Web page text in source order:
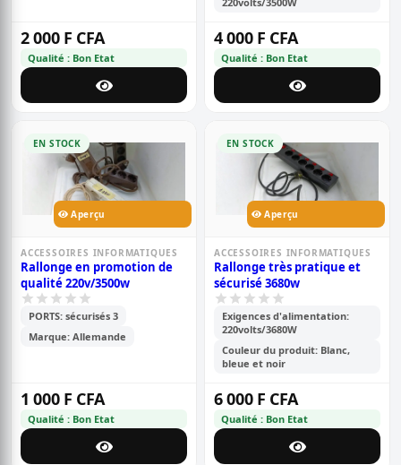
2 000 F CFA
Qualité : Bon Etat
4 000 F CFA
Qualité : Bon Etat
EN STOCK
Aperçu
ACCESSOIRES INFORMATIQUES
Rallonge en promotion de
qualité 220v/3500w
PORTS: sécurisés 3
Marque: Allemande
1 000 F CFA
Qualité : Bon Etat
EN STOCK
Aperçu
ACCESSOIRES INFORMATIQUES
Rallonge très pratique et
sécurisé 3680w
Exigences d'alimentation:
220volts/3680W
Couleur du produit: Blanc,
bleue et noir
6 000 F CFA
Qualité : Bon Etat